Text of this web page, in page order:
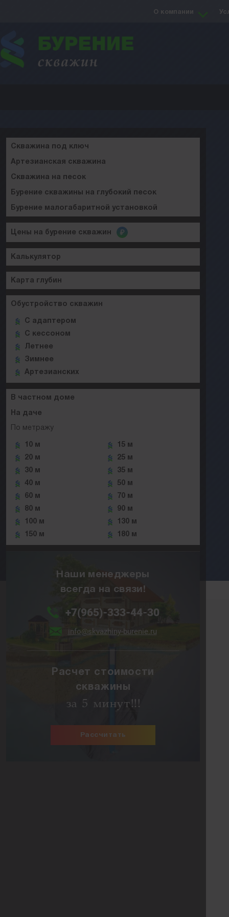
О компании
Скважина под ключ
Артезианская скважина
Скважина на песок
Бурение скважины на глубокий песок
Бурение малогабаритной установкой
Цены на бурение скважин
Калькулятор
Карта глубин
Обустройство скважин
C адаптером
C кессоном
Летнее
Зимнее
Артезианских
В частном доме
На даче
По метражу
10 м
15 м
20 м
25 м
30 м
35 м
40 м
50 м
60 м
70 м
80 м
90 м
100 м
130 м
150 м
180 м
Наши менеджеры
всегда на связи!
+7(965)-333-44-30
info@skvazhiny-burenie.ru
Расчет стоимости
скважины
за 5 минут!!!
Рассчитать